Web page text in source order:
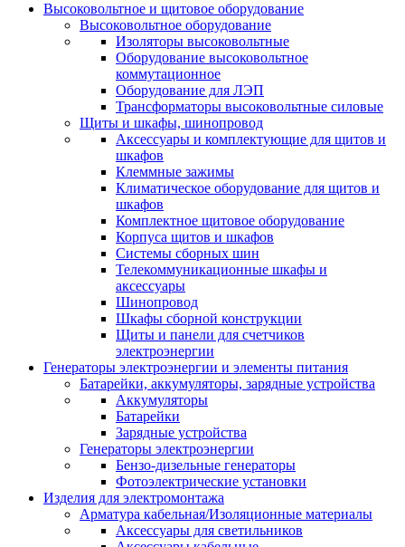
Высоковольтное и щитовое оборудование
Высоковольтное оборудование
Изоляторы высоковольтные
Оборудование высоковольтное
коммутационное
Оборудование для ЛЭП
Трансформаторы высоковольтные силовые
Щиты и шкафы, шинопровод
Аксессуары и комплектующие для щитов и
шкафов
Клеммные зажимы
Климатическое оборудование для щитов и
шкафов
Комплектное щитовое оборудование
Корпуса щитов и шкафов
Системы сборных шин
Телекоммуникационные шкафы и
аксессуары
Шинопровод
Шкафы сборной конструкции
Щиты и панели для счетчиков
электроэнергии
Генераторы электроэнергии и элементы питания
Батарейки, аккумуляторы, зарядные устройства
Аккумуляторы
Батарейки
Зарядные устройства
Генераторы электроэнергии
Бензо-дизельные генераторы
Фотоэлектрические установки
Изделия для электромонтажа
Арматура кабельная/Изоляционные материалы
Аксессуары для светильников